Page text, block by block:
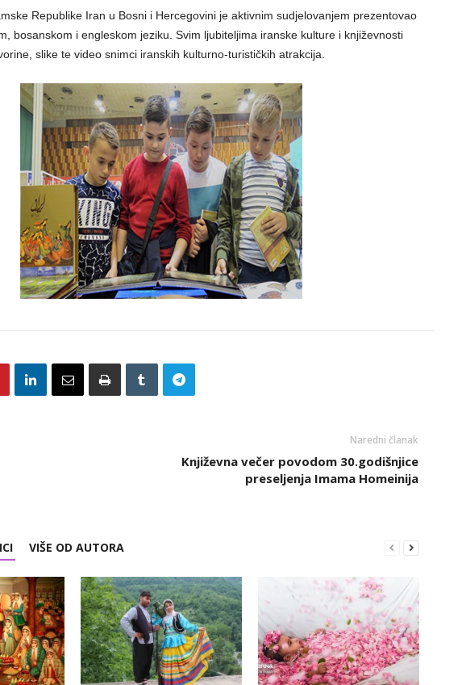
Republike Iran u Bosni i Hercegovini je aktivnim sudjelovanjem prezentovao
bosanskom i engleskom jeziku. Svim ljubiteljima iranske kulture i književnosti
slike te video snimci iranskih kulturno-turističkih atrakcija.
Naredni članak
Književna večer povodom 30.godišnjice
preseljenja Imama Homeinija
VIŠE OD AUTORA